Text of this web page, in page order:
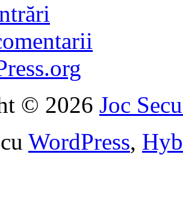
© 2026 Joc
WordPress,